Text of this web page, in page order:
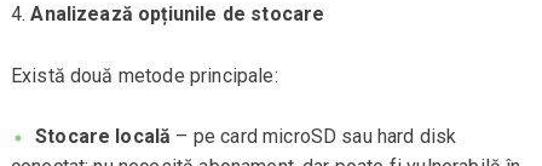
Analizează opțiunile de stocare
Există două metode principale:
Stocare locală – pe card microSD sau hard disk